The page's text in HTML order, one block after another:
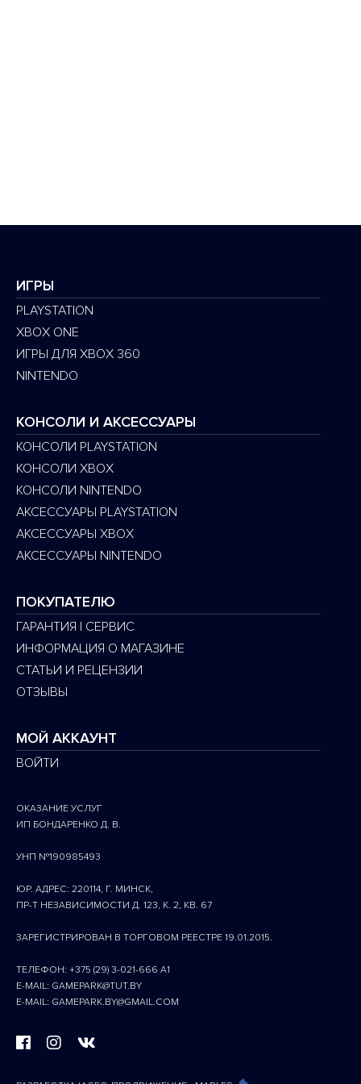
ИГРЫ
PLAYSTATION
XBOX ONE
ИГРЫ ДЛЯ XBOX 360
NINTENDO
КОНСОЛИ И АКСЕССУАРЫ
КОНСОЛИ PLAYSTATION
КОНСОЛИ XBOX
КОНСОЛИ NINTENDO
АКСЕССУАРЫ PLAYSTATION
АКСЕССУАРЫ XBOX
АКСЕССУАРЫ NINTENDO
ПОКУПАТЕЛЮ
ГАРАНТИЯ | СЕРВИС
ИНФОРМАЦИЯ О МАГАЗИНЕ
СТАТЬИ И РЕЦЕНЗИИ
ОТЗЫВЫ
МОЙ АККАУНТ
ВОЙТИ
ОКАЗАНИЕ УСЛУГ
ИП БОНДАРЕНКО Д. В.
УНП №190985493
ЮР. АДРЕС: 220114, Г. МИНСК,
ПР-Т НЕЗАВИСИМОСТИ Д. 123, К. 2, КВ. 67
ЗАРЕГИСТРИРОВАН В ТОРГОВОМ РЕЕСТРЕ 19.01.2015.
ТЕЛЕФОН: +375 (29) 3-021-666 A1
E-MAIL: GAMEPARK@TUT.BY
E-MAIL: GAMEPARK.BY@GMAIL.COM